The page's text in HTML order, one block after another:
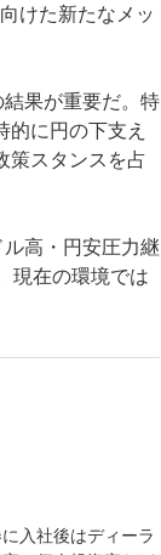
けた新たなメッ
果が重要だ。特
に円の下支え
策スタンスを占
高・円安圧力継
現在の環境では
入社後はディーラ